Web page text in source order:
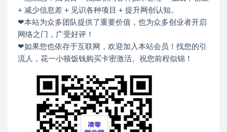
+ 减少信息差 + 见识各种项目 + 提升网创认知。
❤本站为众多团队提供了重要价值，也为众多创业者开启
网络之门，广受好评！
❤如果您也依存于互联网，欢迎加入本站会员！找您的引
流人，花一小顿饭钱购买卡密激活。祝您前程似锦！